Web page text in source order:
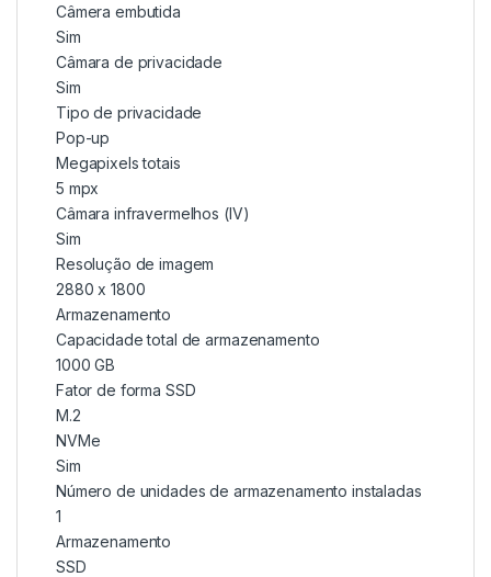
Câmera embutida
Sim
Câmara de privacidade
Sim
Tipo de privacidade
Pop-up
Megapixels totais
5 mpx
Câmara infravermelhos (IV)
Sim
Resolução de imagem
2880 x 1800
Armazenamento
Capacidade total de armazenamento
1000 GB
Fator de forma SSD
M.2
NVMe
Sim
Número de unidades de armazenamento instaladas
1
Armazenamento
SSD